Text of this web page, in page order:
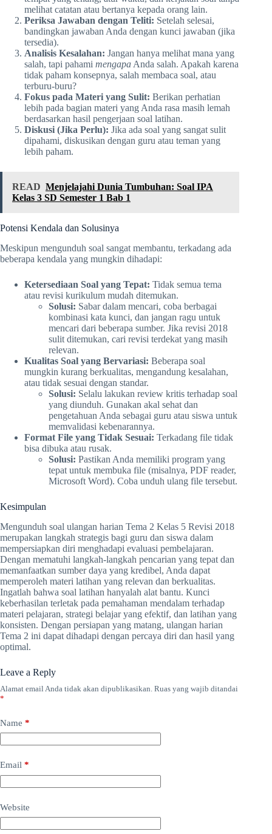
melihat catatan atau bertanya kepada orang lain.
Periksa Jawaban dengan Teliti: Setelah selesai,
bandingkan jawaban Anda dengan kunci jawaban (jika
tersedia).
Analisis Kesalahan: Jangan hanya melihat mana yang
salah, tapi pahami mengapa Anda salah. Apakah karena
tidak paham konsepnya, salah membaca soal, atau
terburu-buru?
Fokus pada Materi yang Sulit: Berikan perhatian
lebih pada bagian materi yang Anda rasa masih lemah
berdasarkan hasil pengerjaan soal latihan.
Diskusi (Jika Perlu): Jika ada soal yang sangat sulit
dipahami, diskusikan dengan guru atau teman yang
lebih paham.
READ Menjelajahi Dunia Tumbuhan: Soal IPA
Kelas 3 SD Semester 1 Bab 1
Potensi Kendala dan Solusinya
Meskipun mengunduh soal sangat membantu, terkadang ada
beberapa kendala yang mungkin dihadapi:
Ketersediaan Soal yang Tepat: Tidak semua tema
atau revisi kurikulum mudah ditemukan.
Solusi: Sabar dalam mencari, coba berbagai
kombinasi kata kunci, dan jangan ragu untuk
mencari dari beberapa sumber. Jika revisi 2018
sulit ditemukan, cari revisi terdekat yang masih
relevan.
Kualitas Soal yang Bervariasi: Beberapa soal
mungkin kurang berkualitas, mengandung kesalahan,
atau tidak sesuai dengan standar.
Solusi: Selalu lakukan review kritis terhadap soal
yang diunduh. Gunakan akal sehat dan
pengetahuan Anda sebagai guru atau siswa untuk
memvalidasi kebenarannya.
Format File yang Tidak Sesuai: Terkadang file tidak
bisa dibuka atau rusak.
Solusi: Pastikan Anda memiliki program yang
tepat untuk membuka file (misalnya, PDF reader,
Microsoft Word). Coba unduh ulang file tersebut.
Kesimpulan
Mengunduh soal ulangan harian Tema 2 Kelas 5 Revisi 2018
merupakan langkah strategis bagi guru dan siswa dalam
mempersiapkan diri menghadapi evaluasi pembelajaran.
Dengan mematuhi langkah-langkah pencarian yang tepat dan
memanfaatkan sumber daya yang kredibel, Anda dapat
memperoleh materi latihan yang relevan dan berkualitas.
Ingatlah bahwa soal latihan hanyalah alat bantu. Kunci
keberhasilan terletak pada pemahaman mendalam terhadap
materi pelajaran, strategi belajar yang efektif, dan latihan yang
konsisten. Dengan persiapan yang matang, ulangan harian
Tema 2 ini dapat dihadapi dengan percaya diri dan hasil yang
optimal.
Leave a Reply
Alamat email Anda tidak akan dipublikasikan. Ruas yang wajib ditandai
*
Name *
Email *
Website